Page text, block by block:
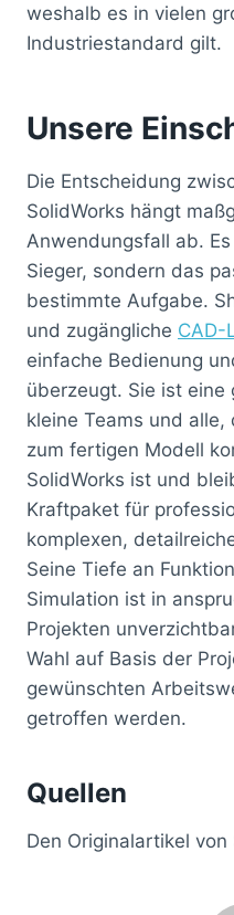
weshalb es in vielen
Industriestandard gilt.
Unsere
Die Entscheidung
SolidWorks hängt
Anwendungsfall ab.
Sieger, sondern das
bestimmte Aufgabe.
und zugängliche CAD-
einfache Bedienung
überzeugt. Sie ist eine
kleine Teams und
zum fertigen Modell
SolidWorks ist und
Kraftpaket für
komplexen,
Seine Tiefe an
Simulation ist in
Projekten
Wahl auf Basis der
gewünschten
getroffen werden.
Quellen
Den Originalartikel